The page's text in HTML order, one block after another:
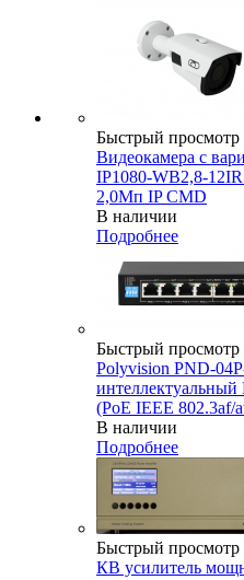
Быстрый просмотр
Видеокамера с
IP1080-WB2,8-
2,0Мп IP CMD
В наличии
Подробнее
Быстрый просмотр
Polyvision PND-
интеллектуальный
(PoE IEEE 802.3af/
В наличии
Подробнее
Быстрый просмотр
КВ усилитель